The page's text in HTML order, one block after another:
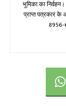
भूमिका का
प्राप्त पत्रकार
8956-